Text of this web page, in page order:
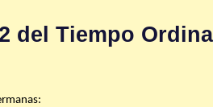
la infertilidad y esterilidad en el
del Tiempo